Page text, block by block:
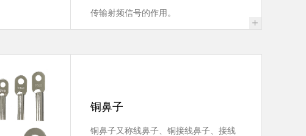
传输射频信号的作用。
+
铜鼻子
铜鼻子又称线鼻子、铜接线鼻子、接线